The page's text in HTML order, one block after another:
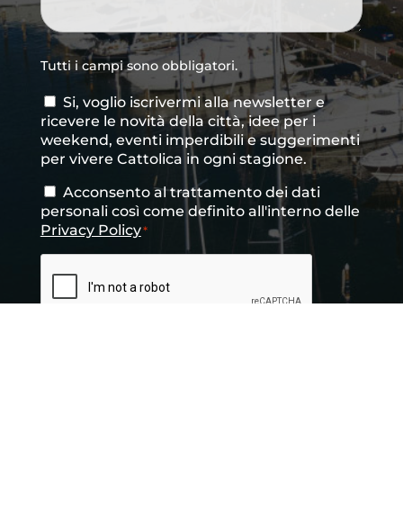
Tutti i campi sono obbligatori.
Consenso
newsletter
Si, voglio iscrivermi alla newsletter e
ricevere le novità della città, idee per i
weekend, eventi imperdibili e suggerimenti
per vivere Cattolica in ogni stagione.
Consenso*
Acconsento al trattamento dei dati
personali così come definito all'interno delle
Privacy Policy*